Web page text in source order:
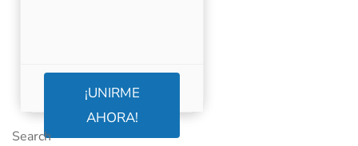
¡UNIRME
AHORA!
Search